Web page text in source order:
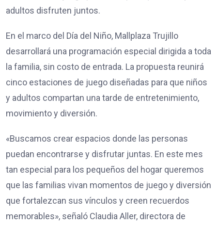
adultos disfruten juntos.
En el marco del Día del Niño, Mallplaza Trujillo
desarrollará una programación especial dirigida a toda
la familia, sin costo de entrada. La propuesta reunirá
cinco estaciones de juego diseñadas para que niños
y adultos compartan una tarde de entretenimiento,
movimiento y diversión.
«Buscamos crear espacios donde las personas
puedan encontrarse y disfrutar juntas. En este mes
tan especial para los pequeños del hogar queremos
que las familias vivan momentos de juego y diversión
que fortalezcan sus vínculos y creen recuerdos
memorables», señaló Claudia Aller, directora de